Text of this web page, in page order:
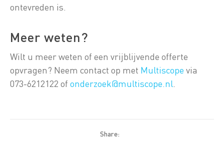
ontevreden is.
Meer weten?
Wilt u meer weten of een vrijblijvende offerte
opvragen? Neem contact op met Multiscope via
073-6212122 of onderzoek@multiscope.nl
Share: